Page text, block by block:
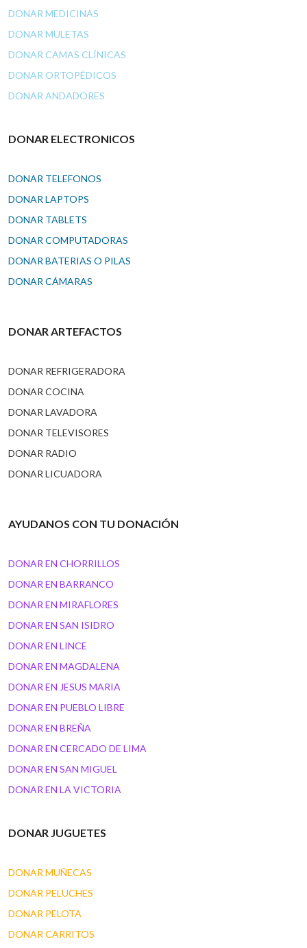
DONAR MEDICINAS
DONAR MULETAS
DONAR CAMAS CLÍNICAS
DONAR ORTOPÉDICOS
DONAR ANDADORES
DONAR ELECTRONICOS
DONAR TELEFONOS
DONAR LAPTOPS
DONAR TABLETS
DONAR COMPUTADORAS
DONAR BATERIAS O PILAS
DONAR CÁMARAS
DONAR ARTEFACTOS
DONAR REFRIGERADORA
DONAR COCINA
DONAR LAVADORA
DONAR TELEVISORES
DONAR RADIO
DONAR LICUADORA
AYUDANOS CON TU DONACIÓN
DONAR EN CHORRILLOS
DONAR EN BARRANCO
DONAR EN MIRAFLORES
DONAR EN SAN ISIDRO
DONAR EN LINCE
DONAR EN MAGDALENA
DONAR EN JESUS MARIA
DONAR EN PUEBLO LIBRE
DONAR EN BREÑA
DONAR EN CERCADO DE LIMA
DONAR EN SAN MIGUEL
DONAR EN LA VICTORIA
DONAR JUGUETES
DONAR MUÑECAS
DONAR PELUCHES
DONAR PELOTA
DONAR CARRITOS